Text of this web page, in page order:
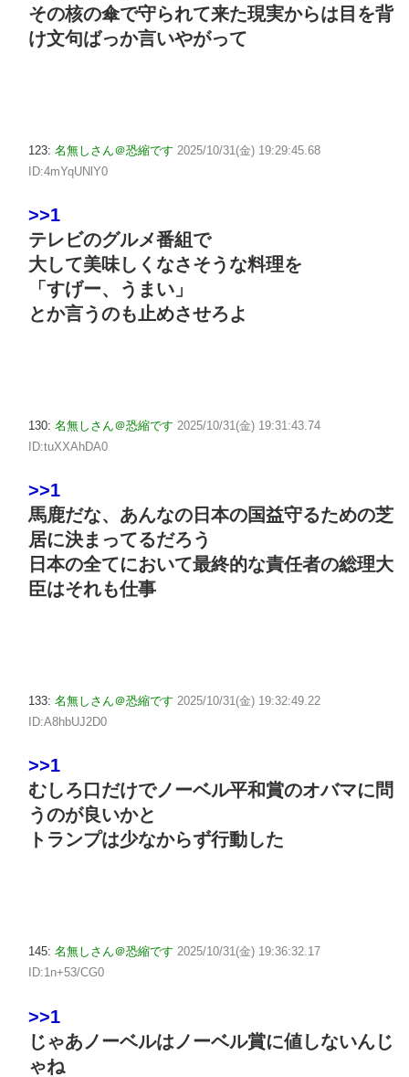
その核の傘で守られて来た現実からは目を背
け文句ばっか言いやがって
123: 名無しさん＠恐縮です 2025/10/31(金) 19:29:45.68
ID:4mYqUNlY0
>>1
テレビのグルメ番組で
大して美味しくなさそうな料理を
「すげー、うまい」
とか言うのも止めさせろよ
130: 名無しさん＠恐縮です 2025/10/31(金) 19:31:43.74
ID:tuXXAhDA0
>>1
馬鹿だな、あんなの日本の国益守るための芝
居に決まってるだろう
日本の全てにおいて最終的な責任者の総理大
臣はそれも仕事
133: 名無しさん＠恐縮です 2025/10/31(金) 19:32:49.22
ID:A8hbUJ2D0
>>1
むしろ口だけでノーベル平和賞のオバマに問
うのが良いかと
トランプは少なからず行動した
145: 名無しさん＠恐縮です 2025/10/31(金) 19:36:32.17
ID:1n+53/CG0
>>1
じゃあノーベルはノーベル賞に値しないんじ
ゃね